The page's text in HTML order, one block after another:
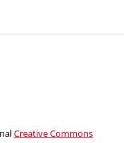
Creative Commons